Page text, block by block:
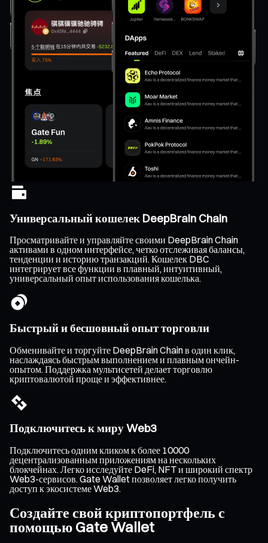
Универсальный кошелек DeepBrain Chain
Просматривайте и управляйте своими DeepBrain Chain
активами в одном интерфейсе, четко отслеживая балансы,
тенденции и историю транзакций. Кошелек DBC
интегрирует все функции в плавный, интуитивный,
универсальный опыт использования кошелька.
Быстрый и бесшовный опыт торговли
Обменивайте и торгуйте DeepBrain Chain в один клик,
наслаждаясь быстрым выполнением и плавным ончейн-
опытом. Поддержка мультисетей делает торговлю
криптовалютой проще и эффективнее.
Подключитесь к миру Web3
Подключитесь одним кликом к более 10000
децентрализованным приложениям на нескольких
блокчейнах. Легко исследуйте DeFi, NFT и широкий спектр
Web3-сервисов. Gate Wallet позволяет легко получить
доступ к экосистеме Web3.
Создайте свой криптопортфель с
помощью Gate Wallet